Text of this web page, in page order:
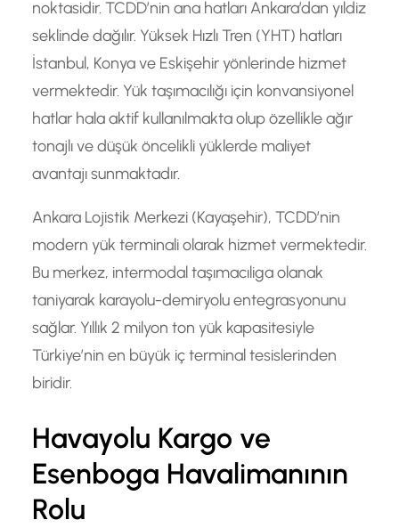
noktasidir. TCDD’nin ana hatları Ankara’dan yıldiz
seklinde dağılır. Yüksek Hızlı Tren (YHT) hatları
İstanbul, Konya ve Eskişehir yönlerinde hizmet
vermektedir. Yük taşımacılığı için konvansiyonel
hatlar hala aktif kullanılmakta olup özellikle ağır
tonajlı ve düşük öncelikli yüklerde maliyet
avantajı sunmaktadır.
Ankara Lojistik Merkezi (Kayaşehir), TCDD’nin
modern yük terminali olarak hizmet vermektedir.
Bu merkez, intermodal taşımacıliga olanak
taniyarak karayolu-demiryolu entegrasyonunu
sağlar. Yıllık 2 milyon ton yük kapasitesiyle
Türkiye’nin en büyük iç terminal tesislerinden
biridir.
Havayolu Kargo ve
Esenboga Havalimanının
Rolu